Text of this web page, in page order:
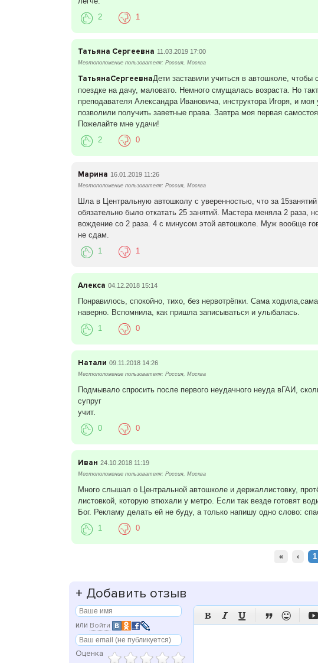
2 1
Татьяна Сергеевна 11.03.2019 17:00
Местоположение пользователя: Россия, Москва
ТатьянаСергеевнаДети заставили учиться в автошколе,
поездке на дачу, маловато. Немного смущалась возраста. Но
преподавателя Александра Ивановича, инструктора Игоря, и моя
позволили получить заветные права. Завтра моя первая
Пожелайте мне удачи!
2 0
Марина 16.01.2019 11:26
Местоположение пользователя: Россия, Москва
Шла в Центральную автошколу с уверенностью, что за
обязательно было откатать 25 занятий. Мастера меняла 2 раза,
вождение со 2 раза. 4 с минусом этой автошколе. Муж вообще
не сдам.
1 1
Алекса 04.12.2018 15:14
Понравилось, спокойно, тихо, без нервотрёпки. Сама
наверно. Вспомнила, как пришла записываться и улыбалась.
1 0
Натали 09.11.2018 14:26
Местоположение пользователя: Россия, Москва
Подмывало спросить после первого неудачного неуда вГАИ,
супруг
учит.
0 0
Иван 24.10.2018 11:19
Местоположение пользователя: Россия, Москва
Много слышал о Центральной автошколе и держаллистовку,
листовкой, которую втюхали у метро. Если так везде готовят
Бог. Рекламу делать ей не буду, а только напишу одно слово:
1 0
« ‹ 1
+ Добавить отзыв
или Войти
Оценка
     